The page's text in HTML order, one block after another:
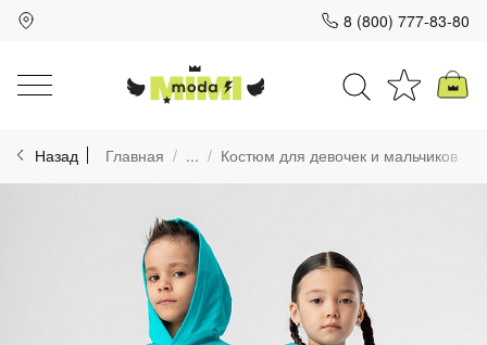
8 (800) 777-83-80
Назад Главная ... Костюм для девочек и мальчиков
Для клиентов всех банков
Разбейте
на части
без переплат
График платежей